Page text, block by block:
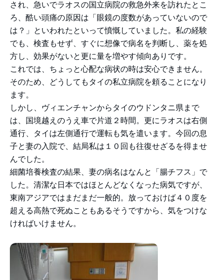
され、急いでラオスの国立病院の救急外来を訪れたとこ
ろ、酷い頭痛の原因は「眼鏡の度数があっていないので
は？」といわれたといって憤慨していました。 私の経験
でも、検査もせず、すぐに想像で病名を判断し、薬を処
方し、効果がないと更に量を増やす傾向ありです。
これでは、ちょっと心配な病状の時は安心できません。
そのため、どうしてもタイの私立病院を頼ることになり
ます。
しかし、ヴィエンチャンからタイのウドンタニ県まで
は、国境越えのうえ車で片道２時間。更にラオスは右側
通行、タイは左側通行で運転も気を遣います。 今回の息
子と妻の入院で、結局私は１０回も往復せざるを得ませ
んでした。
細菌培養検査の結果、妻の病名はなんと「腸チフス」で
した。 清潔な日本ではほとんどなくなった病気ですが、
東南アジアではまだまだ一般的。放っておけば４０度を
超える高熱で死ぬこともあるそうですから、気をつけな
ければいけません。